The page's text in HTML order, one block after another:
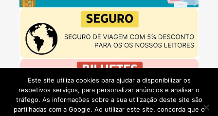
Este site utiliza cookies para ajudar a disponibilizar os
respetivos serviços, para personalizar anúncios e analisar o
tráfego. As informações sobre a sua utilização deste site são
partilhadas com a Google. Ao utilizar este site, concorda que o